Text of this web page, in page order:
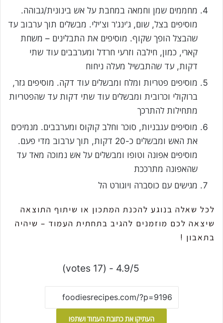
מחממים שמן וחמאה במחבת על אש בינונית/גבוהה.
מוסיפים בצל, שום, ג'ינג'ר וצ'ילי. מבשלים תוך ערבוב עד
שהבצל הופך שקוף. מוסיפים את התבלינים – משחת
קארי, כמון, חילבה וזרעי חרדל ומערבבים עוד שתי
דקות, עד שהתבשיל מעלה ניחוח
מוסיפים פטריות ומלח ומבשלים עוד דקה. מוסיפים גזר,
ברוקולי וכרובית ומבשלים עוד שתי דקות עד שהפטריות
מתחילות להתרכך
מוסיפים עגבניות, סוכר וחלב קוקוס ומערבבים. מנמיכים
את האש ומבשלים כ-20 דקות, תוך ערבוב מדי פעם.
מוסיפים אפונה וטופו ומבשלים על אש נמוכה מאד עד
שהאפונה מתרככת
מגישים עם כוסברה ויוגורט הל
לכל שאלה בנוגע להכנת המתכון או שיתוף התוצאה
שיצאה לכם מוזמנים להגיב בתחתית העמוד – שיהיה
בתאבון !
4.9/5 - (17 votes)
העתיקו את כתובת העמוד ושתפו